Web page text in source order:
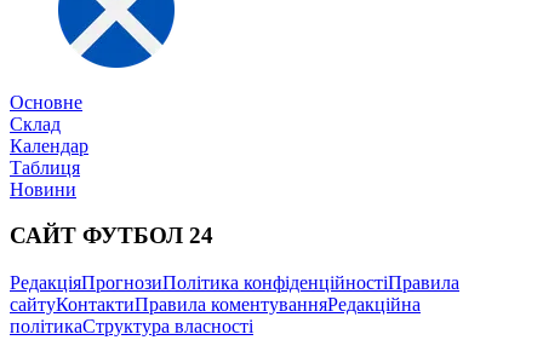
Основне
Склад
Календар
Таблиця
Новини
САЙТ ФУТБОЛ 24
РедакціяПрогнозиПолітика конфіденційностіПравила
сайтуКонтактиПравила коментуванняРедакційна
політикаСтруктура власності